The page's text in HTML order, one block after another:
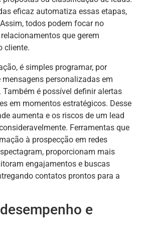
eficaz automatiza essas etapas,
todos podem focar no
que gerem
cliente.
é simples programar, por
mensagens personalizadas em
Também é possível definir alertas
em momentos estratégicos. Desse
aumenta e os riscos de um lead
Ferramentas que
à prospecção em redes
proporcionam mais
engajamentos e buscas
contatos prontos para a
e